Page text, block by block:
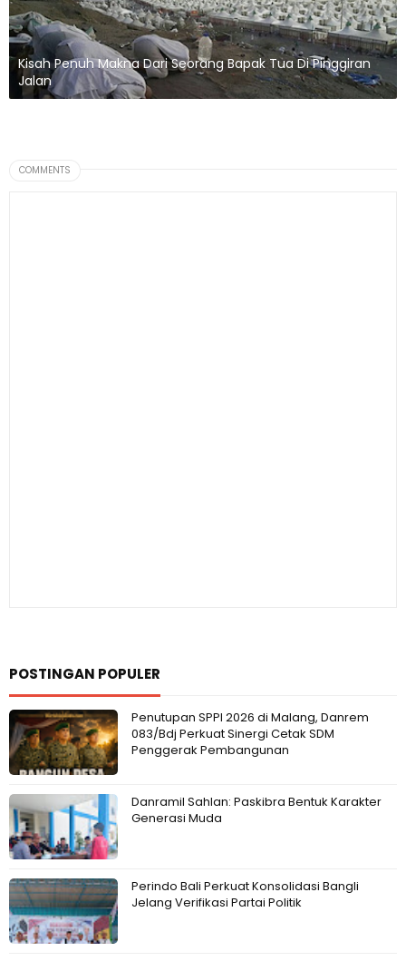
Kisah Penuh Makna Dari Seorang Bapak Tua Di Pinggiran
Jalan
COMMENTS
POSTINGAN POPULER
Penutupan SPPI 2026 di Malang, Danrem
083/Bdj Perkuat Sinergi Cetak SDM
Penggerak Pembangunan
Danramil Sahlan: Paskibra Bentuk Karakter
Generasi Muda
Perindo Bali Perkuat Konsolidasi Bangli
Jelang Verifikasi Partai Politik